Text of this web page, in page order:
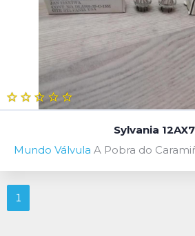
Sylvania 12AX7
Mundo Válvula A Pobra do
1